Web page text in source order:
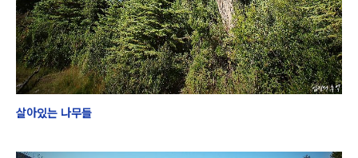
살아있는 나무들